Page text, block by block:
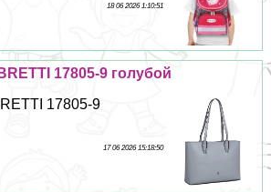
18 06 2026 1:10:51
17805-9 гoлyбой
17805-9
17 06 2026 15:18:50